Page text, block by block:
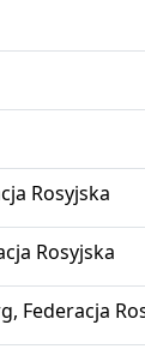
Rosyjska
Rosyjska
Federacja